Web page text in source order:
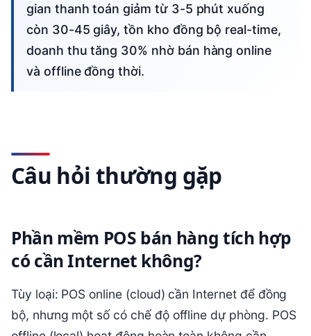
gian thanh toán giảm từ 3-5 phút xuống
còn 30-45 giây, tồn kho đồng bộ real-time,
doanh thu tăng 30% nhờ bán hàng online
và offline đồng thời.
Câu hỏi thường gặp
Phần mềm POS bán hàng tích hợp
có cần Internet không?
Tùy loại: POS online (cloud) cần Internet để đồng
bộ, nhưng một số có chế độ offline dự phòng. POS